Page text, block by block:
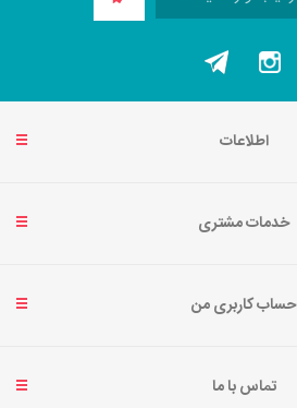
اطلاعات
خدمات مشتری
حساب کاربری من
تماس با ما